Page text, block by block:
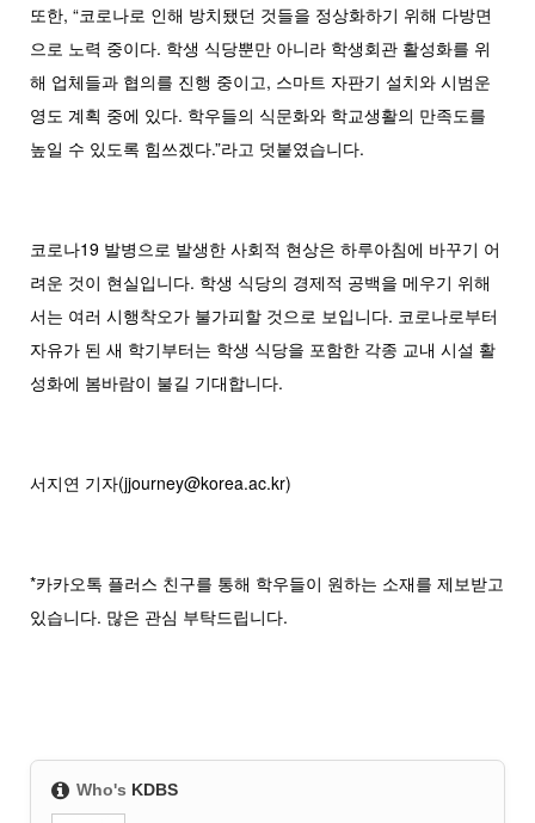
또한, “코로나로 인해 방치됐던 것들을 정상화하기 위해 다방면
으로 노력 중이다. 학생 식당뿐만 아니라 학생회관 활성화를 위
해 업체들과 협의를 진행 중이고, 스마트 자판기 설치와 시범운
영도 계획 중에 있다. 학우들의 식문화와 학교생활의 만족도를
높일 수 있도록 힘쓰겠다.”라고 덧붙였습니다.
코로나19 발병으로 발생한 사회적 현상은 하루아침에 바꾸기 어
려운 것이 현실입니다. 학생 식당의 경제적 공백을 메우기 위해
서는 여러 시행착오가 불가피할 것으로 보입니다. 코로나로부터
자유가 된 새 학기부터는 학생 식당을 포함한 각종 교내 시설 활
성화에 봄바람이 불길 기대합니다.
서지연 기자(jjourney@korea.ac.kr)
*카카오톡 플러스 친구를 통해 학우들이 원하는 소재를 제보받고
있습니다. 많은 관심 부탁드립니다.
Who's KDBS